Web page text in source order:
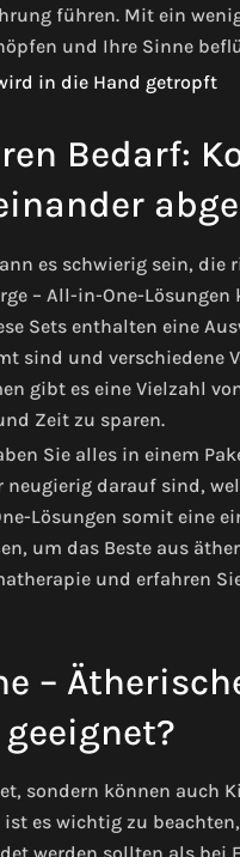
führen. Mit ein
und Ihre Sinne
Bedarf:
es schwierig sein, die
– All-in-One-
Sets enthalten eine
sind und verschiedene
gibt es eine Vielzahl
Zeit zu sparen.
Sie alles in einem
darauf sind,
Lösungen somit eine
um das Beste aus
und erfahren
–
sondern können auch
es wichtig zu